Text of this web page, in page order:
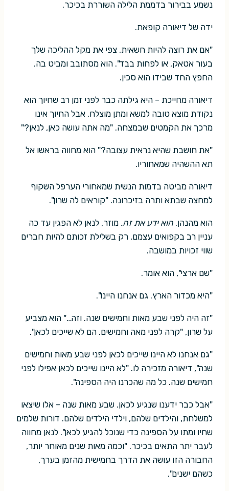
נשמע בבירור בדממת הלילה השוררת בכיכר.
ידה של דיאורה קופאת.
"אם את רוצה להיות חשאית, צפי את מקל ההליכה שלך
בעור אטאק, או לפחות בבד". הוא מסתובב ומביט בה.
החפץ החד שבידו הוא סכין.
דיאורה מחייכת – היא גילתה כבר לפני זמן רב שחיוך הוא
נקודת מוצא טובה למשא ומתן מוצלח. אבל החיוך אינו
מרכך את הקמטים שבמצחה. "מה אתה עושה כאן, לנאן?"
"את חושבת שהיא נראית עצובה?" הוא מחווה בראשו אל
תא ההשהיה שמאחוריו.
דיאורה מביטה בדמות הנשית שמאחורי הערפל השקוף
למחצה שבתא ותרה בזיכרונה. "קוראים לה שרון".
הוא מהנהן. הוא ידע את זה. מוזר, לנאן לא הפגין עד כה
עניין רב בקפואים עצמם, רק בשלילת זכותם להיות חברים
שווי זכויות במושבה.
"שם ארצי", הוא אומר.
"היא מכדור הארץ. גם אנחנו היינו".
"זה היה לפני שבע מאות וחמישים שנה. וזה…" הוא מצביע
על שרון, "קרה לפני מאה וחמישים. הם לא שייכים לכאן".
"גם אנחנו לא היינו שייכים לכאן לפני שבע מאות וחמישים
שנה", דיאורה מזכירה לו. "לא היינו שייכים לכאן אפילו לפני
חמישים שנה. כל מה שהכרנו היה הספינה".
"אבל כבר ידענו שנגיע לכאן. שבע מאות שנה – אלו שיצאו
למשלחת, והילדים שלהם, וילדי הילדים שלהם. דורות שלמים
שחיו ומתו על הספינה כדי שנוכל להגיע לכאן". לנאן מחווה
לעבר יתר התאים בכיכר. "וכמה מאות שנים מאוחר יותר,
החבורה הזו עושה את הדרך בחמישית מהזמן בערך,
כשהם ישנים".